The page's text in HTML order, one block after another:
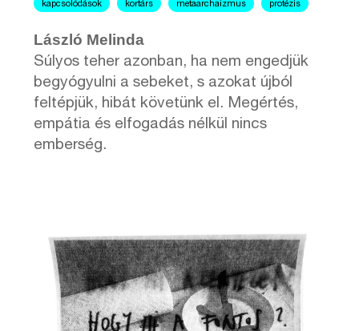
kapcsolódások kortárs metaarchaizmus protézis
László Melinda
Súlyos teher azonban, ha nem engedjük
begyógyulni a sebeket, s azokat újból
feltépjük, hibát követünk el. Megértés,
empátia és elfogadás nélkül nincs
emberség.